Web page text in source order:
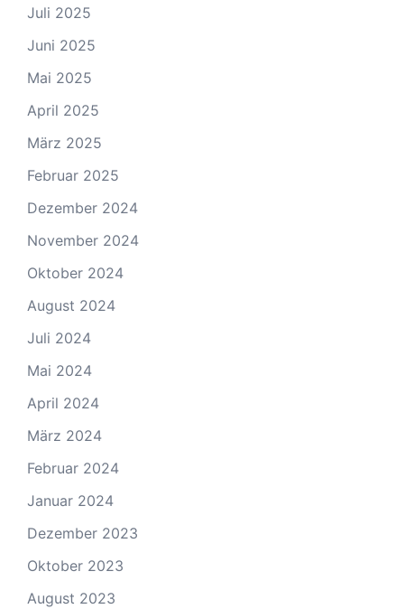
Juli 2025
Juni 2025
Mai 2025
April 2025
März 2025
Februar 2025
Dezember 2024
November 2024
Oktober 2024
August 2024
Juli 2024
Mai 2024
April 2024
März 2024
Februar 2024
Januar 2024
Dezember 2023
Oktober 2023
August 2023